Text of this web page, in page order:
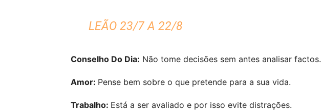
LEÃO 23/7 A 22/8
Conselho Do Dia: Não tome decisões sem antes analisar factos.
Amor: Pense bem sobre o que pretende para a sua vida.
Trabalho: Está a ser avaliado e por isso evite distrações.